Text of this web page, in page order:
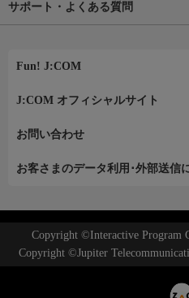
サポート・よくある質問
Fun! J:COM
J:COM オフィシャルサイト
お問い合わせ
お客さまのデータ利用･外部送信
Copyright ©Interactive Program
Copyright ©Jupiter